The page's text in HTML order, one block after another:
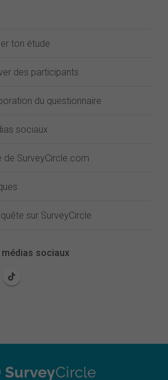
ton étude
des participants
du questionnaire
sociaux
de SurveyCircle.com
sur SurveyCircle
sociaux